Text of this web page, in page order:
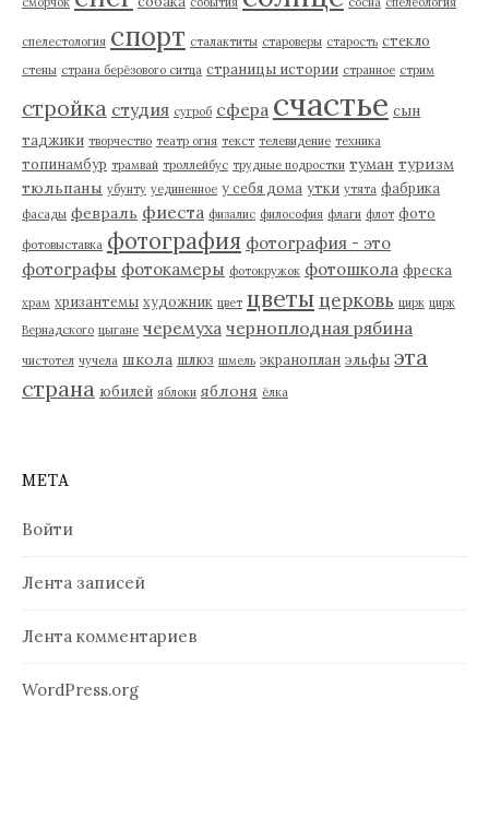
спелестология спорт сталактиты староверы старость стекло
стены страна берёзового ситца страницы истории странное стрим
стройка студия сугроб сфера счастье сын
таджики творчество театр огня текст телевидение техника
топинамбур трамвай троллейбус трудные подростки туман туризм
тюльпаны убунту уединенное у себя дома утки утята фабрика
фасады февраль фиеста физалис философия флаги флот фото
фотовыставка фотография фотография - это
фотографы фотокамеры фотокружок фотошкола фреска
храм хризантемы художник цвет цветы церковь цирк цирк
Вернадского цыгане черемуха черноплодная рябина
чистотел чучела школа шлюз шмель экраноплан эльфы эта
страна юбилей яблоки яблоня ёлка
МЕТА
Войти
Лента записей
Лента комментариев
WordPress.org